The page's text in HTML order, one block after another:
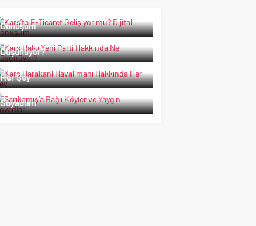
Kars’ta E-Ticaret Gelişiyor mu? Dijital
Dönüşüm
Kars Halkı Yeni Parti Hakkında Ne
Düşünüyor?
Kars Harakani Havalimanı Hakkında
Her Şey
Sarıkamış’a Bağlı Köyler ve Yaygın
Soyadları